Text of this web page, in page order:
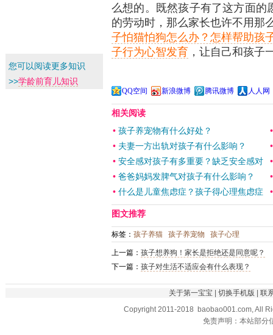
么想的。既然孩子有了这方面的
的劳动时，那么家长也许不用那
子怕猫怕狗怎么办？怎样帮助孩
子行为心智发育 ，让自己和孩子
QQ空间 新浪微博 腾讯微博 人人网
相关阅读
• 孩子养宠物有什么好处？
• 夫妻一方出轨对孩子有什么影响？
• 安全感对孩子有多重要？缺乏安全感对
• 爸爸妈妈发脾气对孩子有什么影响？
• 什么是儿童焦虑症？孩子得心理焦虑症
图文推荐
标签： 孩子养猫 孩子养宠物 孩子心理
上一篇： 孩子想养狗！家长是拒绝还是同意呢？
下一篇： 孩子对生活不适应会有什么表现？
您可以阅读更多知识
>>学龄前育儿知识
关于第一宝宝 | 切换手机版 | 联
Copyright 2011-2018 baobao001.com, All
免责声明：本站部分